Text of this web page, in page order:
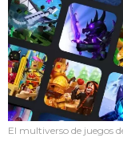
El multiverso de juegos